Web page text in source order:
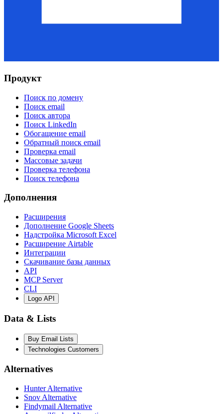
Продукт
Поиск по домену
Поиск email
Поиск автора
Поиск LinkedIn
Обогащение email
Обратный поиск email
Проверка email
Массовые задачи
Проверка телефона
Поиск телефона
Дополнения
Расширения
Дополнение Google Sheets
Надстройка Microsoft Excel
Расширение Airtable
Интеграции
Скачивание базы данных
API
MCP Server
CLI
Logo API
Data & Lists
Buy Email Lists
Technologies Customers
Alternatives
Hunter Alternative
Snov Alternative
Findymail Alternative